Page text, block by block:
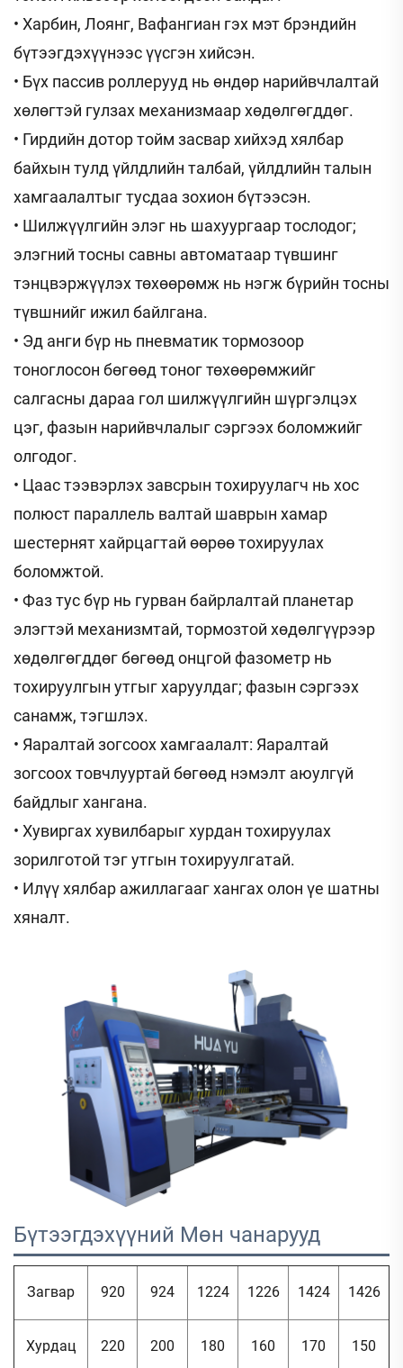
• Харбин, Лоянг, Вафангиан гэх мэт брэндийн
бүтээгдэхүүнээс үүсгэн хийсэн.
• Бүх пассив роллерууд нь өндөр нарийвчлалтай
хөлөгтэй гулзах механизмаар хөдөлгөгддөг.
• Гирдийн дотор тойм засвар хийхэд хялбар
байхын тулд үйлдлийн талбай, үйлдлийн талын
хамгаалалтыг тусдаа зохион бүтээсэн.
• Шилжүүлгийн элэг нь шахуургаар тослодог;
элэгний тосны савны автоматаар түвшинг
тэнцвэржүүлэх төхөөрөмж нь нэгж бүрийн тосны
түвшнийг ижил байлгана.
• Эд анги бүр нь пневматик тормозоор
тоноглосон бөгөөд тоног төхөөрөмжийг
салгасны дараа гол шилжүүлгийн шүргэлцэх
цэг, фазын нарийвчлалыг сэргээх боломжийг
олгодог.
• Цаас тээвэрлэх завсрын тохируулагч нь хос
полюст параллель валтай шаврын хамар
шестернят хайрцагтай өөрөө тохируулах
боломжтой.
• Фаз тус бүр нь гурван байрлалтай планетар
элэгтэй механизмтай, тормозтой хөдөлгүүрээр
хөдөлгөгддөг бөгөөд онцгой фазометр нь
тохируулгын утгыг харуулдаг; фазын сэргээх
санамж, тэгшлэх.
• Яаралтай зогсоох хамгаалалт: Яаралтай
зогсоох товчлууртай бөгөөд нэмэлт аюулгүй
байдлыг хангана.
• Хувиргах хувилбарыг хурдан тохируулах
зорилготой тэг утгын тохируулгатай.
• Илүү хялбар ажиллагааг хангах олон үе шатны
хяналт.
Бүтээгдэхүүний Мөн чанарууд
Загвар 920 924 1224 1226 1424 1426
Хурдац 220 200 180 160 170 150